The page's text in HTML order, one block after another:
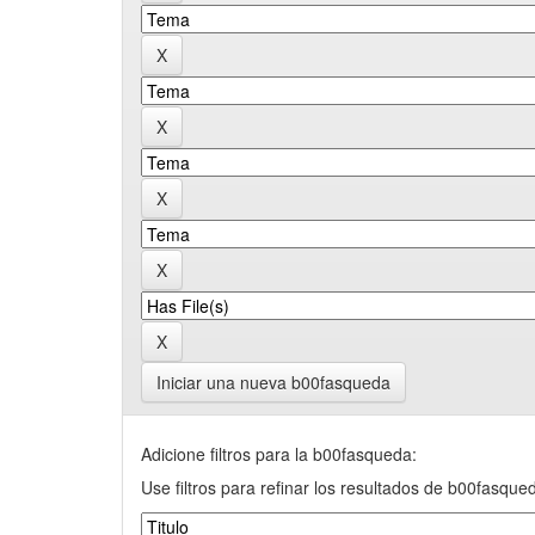
Iniciar una nueva b00fasqueda
Adicione filtros para la b00fasqueda:
Use filtros para refinar los resultados de